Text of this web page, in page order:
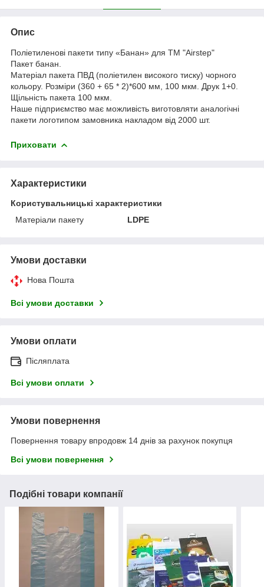
Опис
Поліетиленові пакети типу «Банан» для ТМ "Airstep"
Пакет банан.
Матеріал пакета ПВД (поліетилен високого тиску) чорного
кольору. Розміри (360 + 65 * 2)*600 мм, 100 мкм. Друк 1+0.
Щільність пакета 100 мкм.
Наше підприємство має можливість виготовляти аналогічні
пакети логотипом замовника накладом від 2000 шт.
Приховати
Характеристики
Користувальницькі характеристики
Матеріали пакету
LDPE
Умови доставки
Нова Пошта
Всі умови доставки
Умови оплати
Післяплата
Всі умови оплати
Умови повернення
Повернення товару впродовж 14 днів за рахунок покупця
Всі умови повернення
Подібні товари компанії